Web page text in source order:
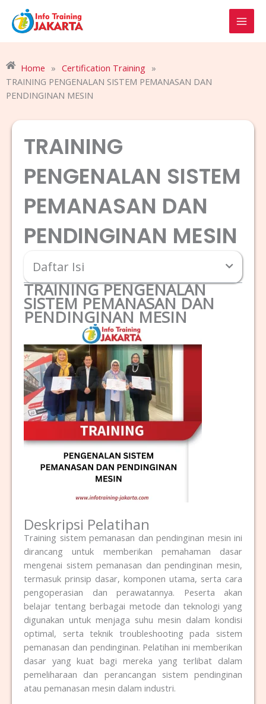
content
Home » Certification Training »
TRAINING PENGENALAN SISTEM PEMANASAN DAN
PENDINGINAN MESIN
TRAINING
PENGENALAN SISTEM
PEMANASAN DAN
PENDINGINAN MESIN
Daftar Isi
TRAINING PENGENALAN
SISTEM PEMANASAN DAN
PENDINGINAN MESIN
Deskripsi Pelatihan
Training sistem pemanasan dan pendinginan mesin ini
dirancang untuk memberikan pemahaman dasar
mengenai sistem pemanasan dan pendinginan mesin,
termasuk prinsip dasar, komponen utama, serta cara
pengoperasian dan perawatannya. Peserta akan
belajar tentang berbagai metode dan teknologi yang
digunakan untuk menjaga suhu mesin dalam kondisi
optimal, serta teknik troubleshooting pada sistem
pemanasan dan pendinginan. Pelatihan ini memberikan
dasar yang kuat bagi mereka yang terlibat dalam
pemeliharaan dan perancangan sistem pendinginan
atau pemanasan mesin dalam industri.